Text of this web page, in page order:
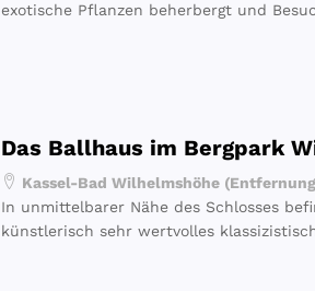
exotische Pflanzen beherbergt und
Das Ballhaus im Bergpark
Kassel-Bad Wilhelmshöhe
In unmittelbarer Nähe des Schlosses
künstlerisch sehr wertvolles